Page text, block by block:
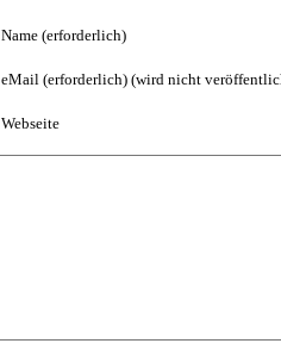
Name (erforderlich)
eMail (erforderlich) (wird nicht
Webseite